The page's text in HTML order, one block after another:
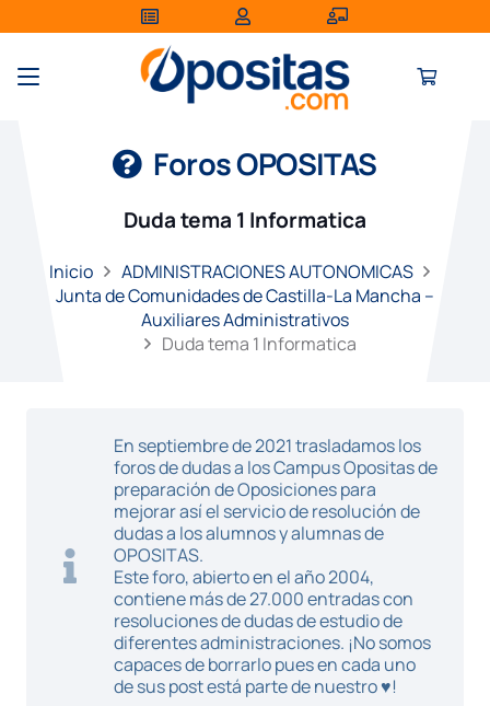
Foros OPOSITAS
Duda tema 1 Informatica
Inicio
ADMINISTRACIONES AUTONOMICAS
Junta de Comunidades de Castilla-La Mancha –
Auxiliares Administrativos
Duda tema 1 Informatica
En septiembre de 2021 trasladamos los
foros de dudas a los Campus Opositas de
preparación de Oposiciones para
mejorar así el servicio de resolución de
dudas a los alumnos y alumnas de
OPOSITAS.
Este foro, abierto en el año 2004,
contiene más de 27.000 entradas con
resoluciones de dudas de estudio de
diferentes administraciones. ¡No somos
capaces de borrarlo pues en cada uno
de sus post está parte de nuestro ♥!